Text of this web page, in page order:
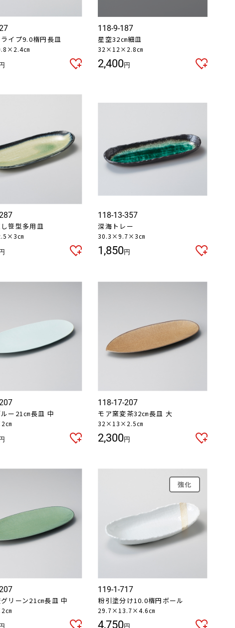
イプ9.0楕円長皿
㎝
118-9-187
星空32㎝細皿
32×12×2.8㎝
2,400円
笹型多用皿
㎝
118-13-357
深海トレー
30.3×9.7×3㎝
1,850円
ー21㎝長皿 中
㎝
118-17-207
モア窯変茶32㎝長皿 大
32×13×2.5㎝
2,300円
リーン21㎝長皿 中
㎝
強化
119-1-717
粉引塗分け10.0楕円ボール
29.7×13.7×4.6㎝
4,750円